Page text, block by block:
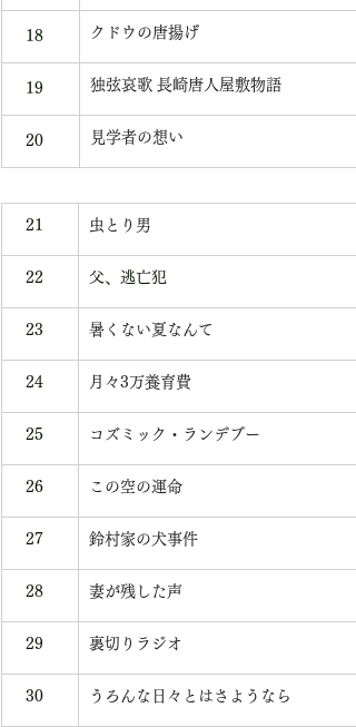
   18
クドウの唐揚げ
   19
独弦哀歌 長崎唐人屋敷物語
   20
見学者の想い
   21
虫とり男
   22
父、逃亡犯
   23
暑くない夏なんて
   24
月々3万養育費
   25
コズミック・ランデブー
   26
この空の運命
   27
鈴村家の犬事件
   28
妻が残した声
   29
裏切りラジオ
   30
うろんな日々とはさようなら